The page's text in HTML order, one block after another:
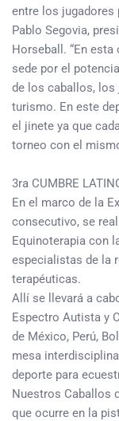
entre los jugadores
Pablo Segovia,
Horseball. “En
sede por el
de los caballos, los
turismo. En este
el jinete ya que
torneo con el
3ra CUMBRE
En el marco de la
consecutivo, se
Equinoterapia con
especialistas de la
terapéuticas.
Allí se llevará a
Espectro Autista y
de México, Perú,
mesa
deporte para
Nuestros Caballos
que ocurre en la